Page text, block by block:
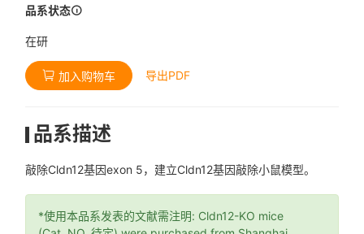
品系状态
在研
加入购物车 导出PDF
品系描述
敲除Cldn12基因exon 5，建立Cldn12基因敲除小鼠模型。
*使用本品系发表的文献需注明: Cldn12-KO mice